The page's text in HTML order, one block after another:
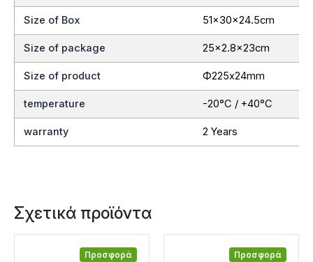
Size of Box 51x30x24.5cm
Size of package 25×2.8x23cm
Size of product Ф225x24mm
temperature -20°C / +40°C
warranty 2 Years
Σχετικά προϊόντα
Προσφορά Προσφορά